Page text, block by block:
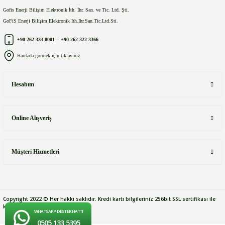
Gofis Enerji Bilişim Elektronik İth. İhr. San. ve Tic. Ltd. Şti.
GoFiS Enerji Bilişim Elektronik Ith.Ihr.San.Tic.Ltd.Sti.
+90 262 333 0001 - +90 262 322 3366
Haritada görmek için tıklayınız
Hesabım
Online Alışveriş
Müşteri Hizmetleri
Copyright 2022 © Her hakkı saklıdır. Kredi kartı bilgileriniz 256bit SSL sertifikası ile
korunmaktadır.
WHATSAPP DESTEK HATTI
0505 133 5395